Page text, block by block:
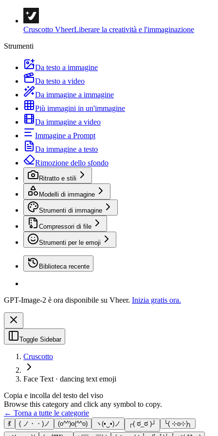
Cruscotto VheerLiberare la creatività e l'immaginazione
Strumenti
Da testo a immagine
Da testo a video
Da immagine a immagine
Più immagini in un'immagine
Da immagine a video
Immagine a Prompt
Da immagine a testo
Rimozione dello sfondo
Ritratto e stili
Modelli di immagine
Strumenti di immagine
Compressori di file
Strumenti per le emoji
Biblioteca recente
GPT-Image-2 è ora disponibile su Vheer. Inizia gratis ora.
Toggle Sidebar
Cruscotto
Face Text · dancing text emoji
Copia e incolla del testo del viso
Browse this category and click any symbol to copy.
← Torna a tutte le categorie
💃 ( ノ・・)ノ (o^^)o(^^o) ヽ(•‿•)ノ ┌( ಠ_ಠ )┘
╰( ⊹o⊹)╮